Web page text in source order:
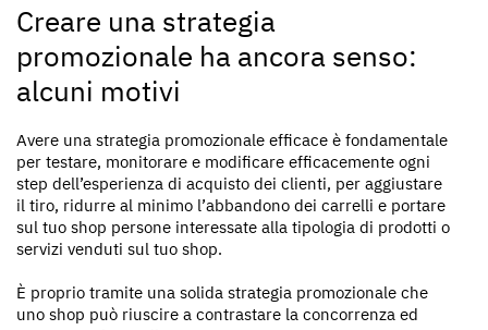
Creare una strategia
promozionale ha ancora senso:
alcuni motivi
Avere una strategia promozionale efficace è fondamentale
per testare, monitorare e modificare efficacemente ogni
step dell’esperienza di acquisto dei clienti, per aggiustare
il tiro, ridurre al minimo l’abbandono dei carrelli e portare
sul tuo shop persone interessate alla tipologia di prodotti o
servizi venduti sul tuo shop.
È proprio tramite una solida strategia promozionale che
uno shop può riuscire a contrastare la concorrenza ed